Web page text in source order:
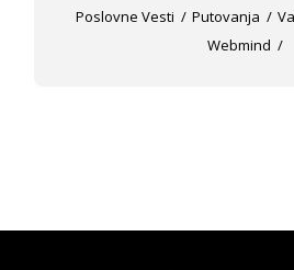
Poslovne Vesti
Putovanja
Webmind